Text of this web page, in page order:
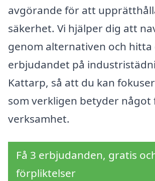
avgörande för att
säkerhet. Vi hjälper dig att
genom alternativen och hitta
erbjudandet på
Kattarp, så att du kan
som verkligen betyder något
verksamhet.
Få 3 erbjudanden, gratis
förpliktelser